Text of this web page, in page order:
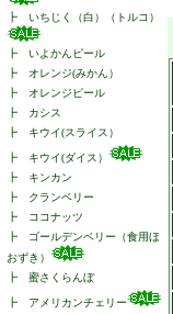
┣ いちじく（白）（トルコ）
┣ いよかんピール
┣
オレンジ(みかん）
┣
オレンジピール
┣
カシス
┣
キウイ(スライス）
┣
キウイ(ダイス）
┣
キンカン
┣
クランベリー
┣
ココナッツ
┣
ゴールデンベリー（食用ほ
おずき）
┣ 蜜さくらんぼ
┣
アメリカンチェリー